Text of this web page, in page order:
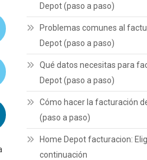
Depot (paso a paso)
Problemas comunes al
Depot (paso a paso)
Qué datos necesitas para
Depot (paso a paso)
Cómo hacer la facturación
(paso a paso)
Home Depot facturacion:
continuación